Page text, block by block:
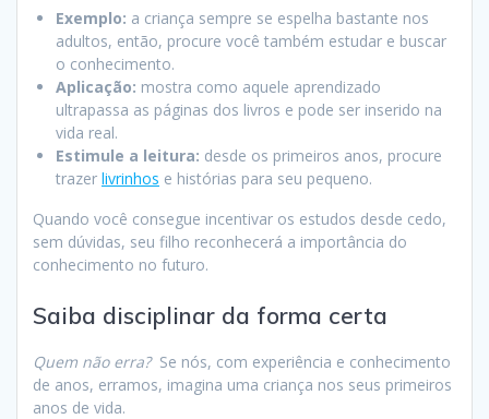
Exemplo: a criança sempre se espelha bastante nos
adultos, então, procure você também estudar e buscar
o conhecimento.
Aplicação: mostra como aquele aprendizado
ultrapassa as páginas dos livros e pode ser inserido na
vida real.
Estimule a leitura: desde os primeiros anos, procure
trazer livrinhos e histórias para seu pequeno.
Quando você consegue incentivar os estudos desde cedo,
sem dúvidas, seu filho reconhecerá a importância do
conhecimento no futuro.
Saiba disciplinar da forma certa
Quem não erra? Se nós, com experiência e conhecimento
de anos, erramos, imagina uma criança nos seus primeiros
anos de vida.